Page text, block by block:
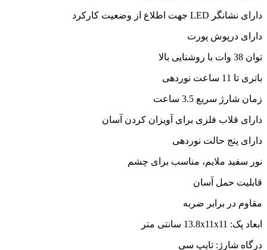
دارای نشانگر LED جهت اطلاع از وضعیت کارکرد
دارای درپوش پورت
توان 38 وات با روشنایی بالا
باتری تا 11 ساعت نوردهی
زمان شارژ سریع 3.5 ساعت
دارای قلاب فلزی برای آویزان کردن آسان
دارای پنج حالت نوردهی
نور سفید ملایم، مناسب برای چشم
قابلیت حمل آسان
مقاوم در برابر ضربه
ابعاد پک: 13.8x11x11 سانتی متر
درگاه شارژ: تایپ سی